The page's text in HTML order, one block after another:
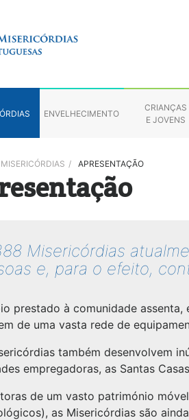
ENVELHECIMENTO
CRIANÇAS
E JOVENS
MISERICÓRDIAS / APRESENTAÇÃO
Misericórdias
e, para o efeito,
prestado à comunidade assenta,
de uma vasta rede de
também desenvolvem
empregadoras, as Santas
de um vasto património
as Misericórdias são